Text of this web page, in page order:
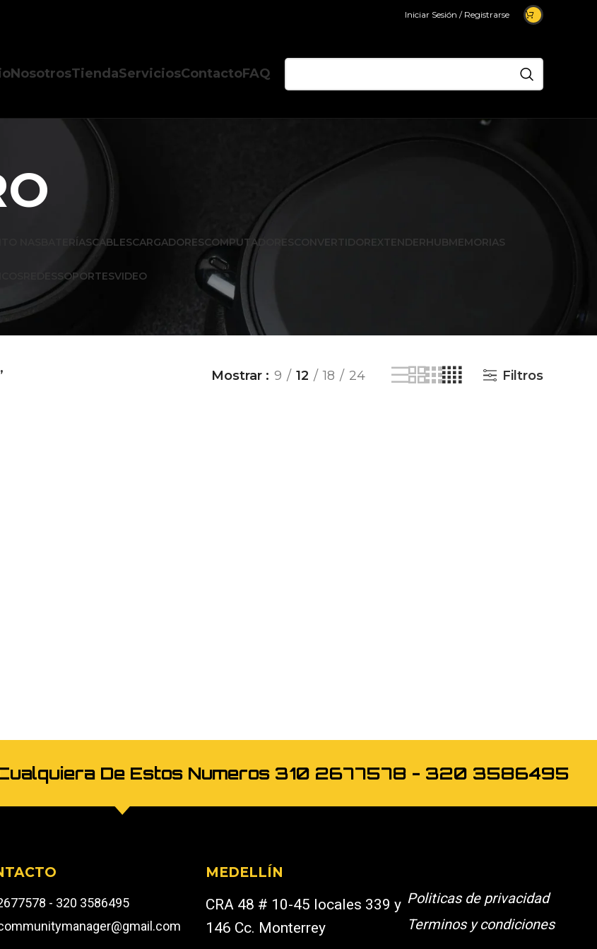
Iniciar Sesión / Registrarse
NosotrosTiendaServiciosContactoFAQ
BATERÍASCABLESCARGADORESCOMPUTADORES CONVERTIDOR EXTENDERHUBMEMORIAS
SOPORTESVIDEO
Mostrar 9 12 18 24 Filtros
De Estos Numeros 310 2677578 - 320 3586495
- 320 3586495
MEDELLÍN
CRA 48 # 10-45 locales 339 y
146 Cc. Monterrey
Politicas de privacidad
Terminos y condiciones